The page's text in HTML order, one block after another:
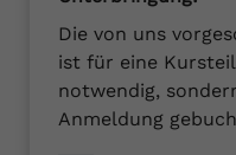
Die von uns
ist für eine
notwendig,
Anmeldung